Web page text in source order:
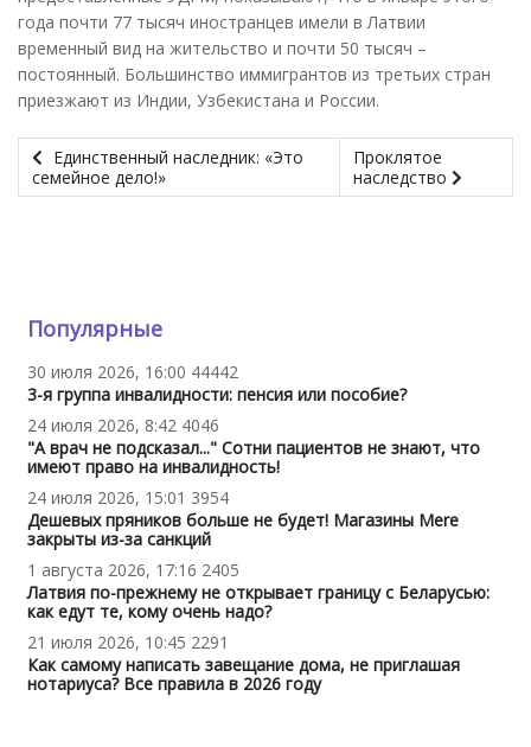
года почти 77 тысяч иностранцев имели в Латвии
временный вид на жительство и почти 50 тысяч –
постоянный. Большинство иммигрантов из третьих стран
приезжают из Индии, Узбекистана и России.
Единственный наследник: «Это
семейное дело!»
Проклятое
наследство
Популярные
30 июля 2026, 16:00 44442
3-я группа инвалидности: пенсия или пособие?
24 июля 2026, 8:42 4046
"А врач не подсказал..." Сотни пациентов не знают, что
имеют право на инвалидность!
24 июля 2026, 15:01 3954
Дешевых пряников больше не будет! Магазины Mere
закрыты из-за санкций
1 августа 2026, 17:16 2405
Латвия по-прежнему не открывает границу с Беларусью:
как едут те, кому очень надо?
21 июля 2026, 10:45 2291
Как самому написать завещание дома, не приглашая
нотариуса? Все правила в 2026 году